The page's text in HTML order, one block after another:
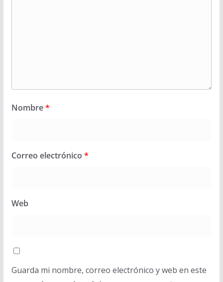
Nombre*
Correo electrónico *
Web
Guarda mi nombre, correo electrónico y web en este